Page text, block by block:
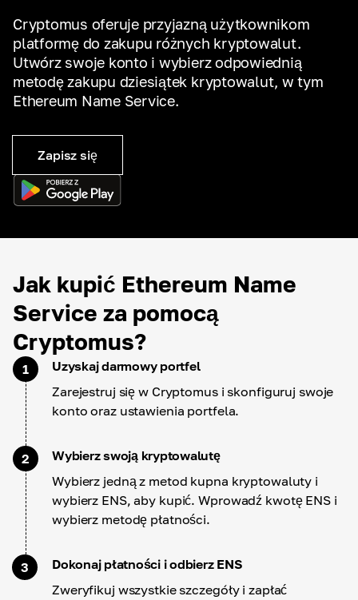
Cryptomus oferuje przyjazną użytkownikom
platformę do zakupu różnych kryptowalut.
Utwórz swoje konto i wybierz odpowiednią
metodę zakupu dziesiątek kryptowalut, w tym
Ethereum Name Service.
Zapisz się
Jak kupić Ethereum Name
Service za pomocą
Cryptomus?
1
Uzyskaj darmowy portfel
Zarejestruj się w Cryptomus i skonfiguruj swoje
konto oraz ustawienia portfela.
2
Wybierz swoją kryptowalutę
Wybierz jedną z metod kupna kryptowaluty i
wybierz ENS, aby kupić. Wprowadź kwotę ENS i
wybierz metodę płatności.
3
Dokonaj płatności i odbierz ENS
Zweryfikuj wszystkie szczegóły i zapłać